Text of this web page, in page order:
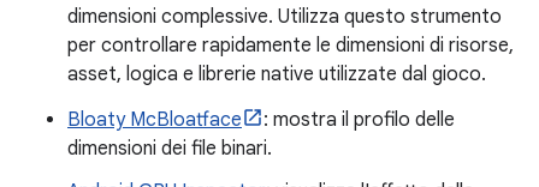
dimensioni complessive. Utilizza questo strumento
per controllare rapidamente le dimensioni di risorse,
asset, logica e librerie native utilizzate dal gioco.
Bloaty McBloatface
: mostra il profilo delle
dimensioni dei file binari.